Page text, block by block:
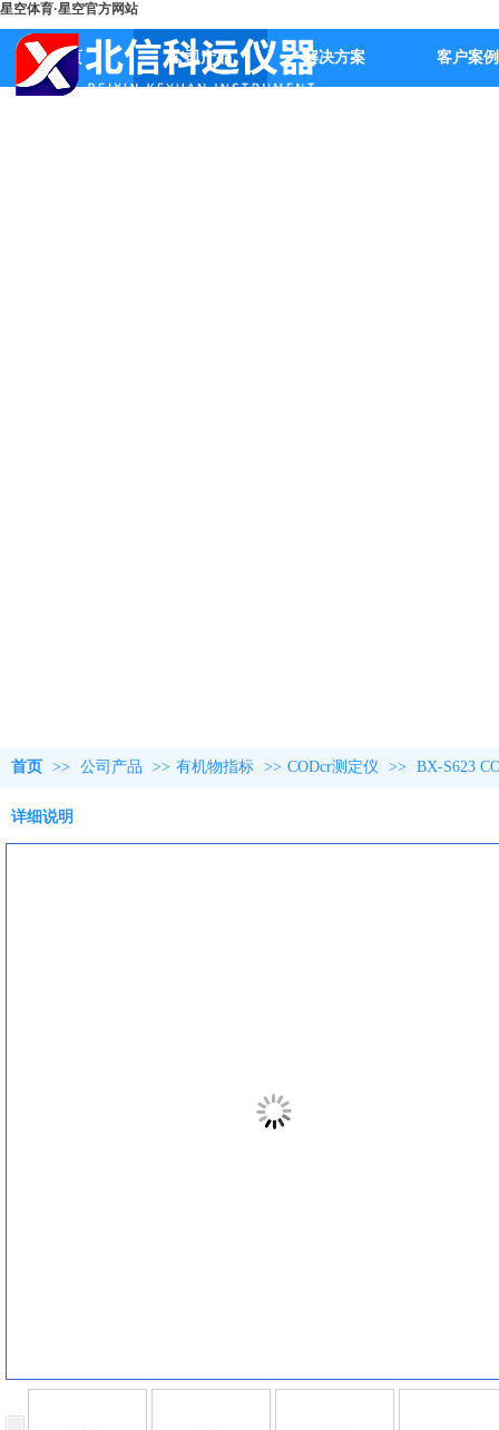
星空体育·星空官方网站
首页 公司产品 解决方案 客户案例
首页 >> 公司产品 >> 有机物指标 >> CODcr测定仪 >> BX-S623
详细说明